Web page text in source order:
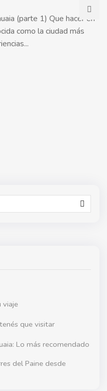
(parte 1) Que hacer en
como la ciudad más
viaje
que visitar
Lo más recomendado
del Paine desde